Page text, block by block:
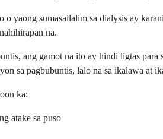
o yaong sumasailalim sa dialysis ay
na.
ang gamot na ito ay hindi ligtas
sa pagbubuntis, lalo na sa ikalawa at
ka:
atake sa puso